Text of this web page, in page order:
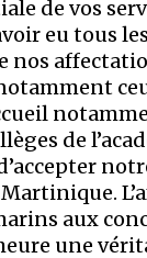
de vos
eu tous
nos
de
Martinique.
aux
une